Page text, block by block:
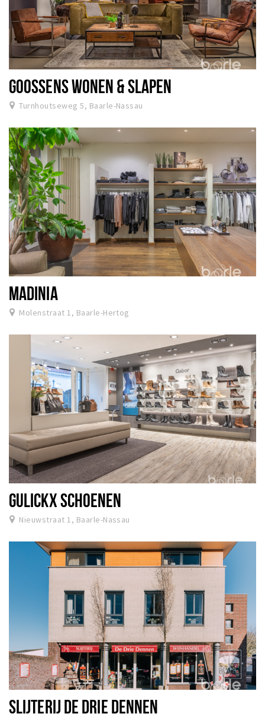
GOOSSENS WONEN & SLAPEN
Turnhoutseweg 5, Baarle-Nassau
MADINIA
Molenstraat 1, Baarle-Hertog
GULICKX SCHOENEN
Nieuwstraat 1, Baarle-Nassau
SLIJTERIJ DE DRIE DENNEN